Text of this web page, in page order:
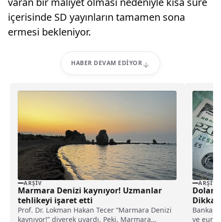
içerisinde SD yayınların tamamen sona
ermesi bekleniyor.
HABER DEVAM EDIYOR
ARŞIV
Marmara Denizi kaynıyor! Uzmanlar
tehlikeyi işaret etti
Prof. Dr. Lokman Hakan Tecer “Marmara Denizi
kaynıyor!” diyerek uyardı. Peki, Marmara
ARŞIV
Dolar
Dikkat
ve euro